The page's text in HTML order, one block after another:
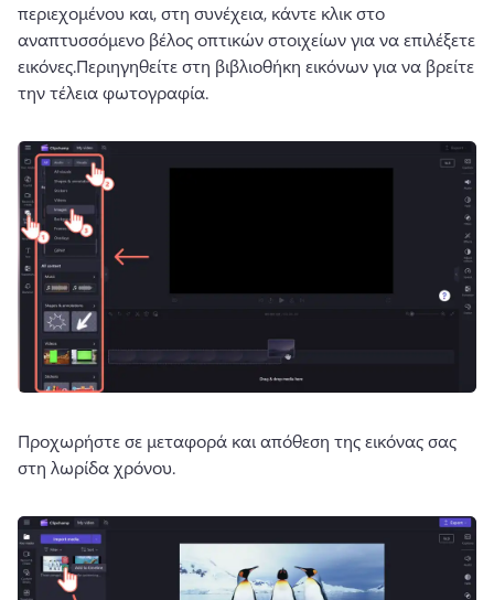
περιεχομένου και, στη συνέχεια, κάντε κλικ στο
αναπτυσσόμενο βέλος οπτικών στοιχείων για να επιλέξετε
εικόνες.Περιηγηθείτε στη βιβλιοθήκη εικόνων για να βρείτε
την τέλεια φωτογραφία.
Προχωρήστε σε μεταφορά και απόθεση της εικόνας σας
στη λωρίδα χρόνου.